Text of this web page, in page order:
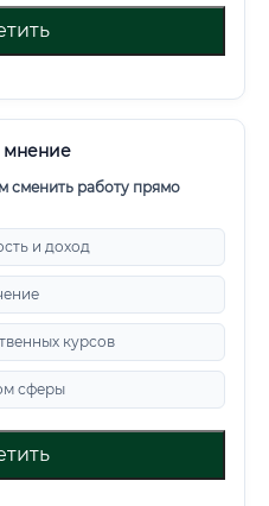
мнение
сменить работу прямо
и доход
курсов
сферы